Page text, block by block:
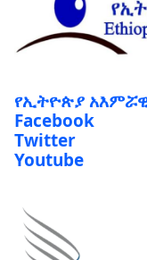
የኢትዮጵያ
Facebook
Twitter
Youtube